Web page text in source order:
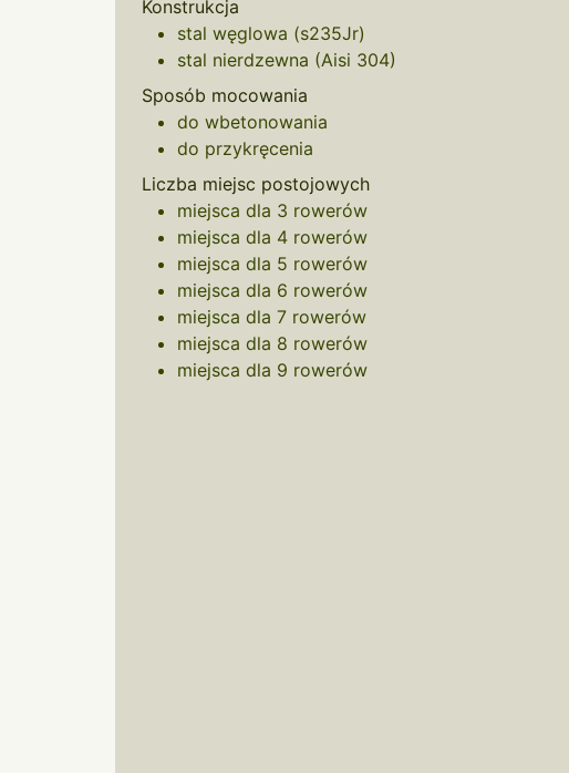
Konstrukcja
stal węglowa (s235Jr)
stal nierdzewna (Aisi 304)
Sposób mocowania
do wbetonowania
do przykręcenia
Liczba miejsc postojowych
miejsca dla 3 rowerów
miejsca dla 4 rowerów
miejsca dla 5 rowerów
miejsca dla 6 rowerów
miejsca dla 7 rowerów
miejsca dla 8 rowerów
miejsca dla 9 rowerów